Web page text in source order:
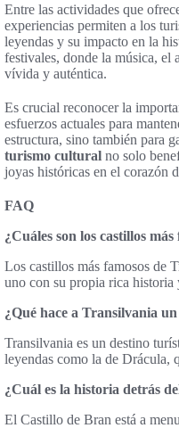
Entre las actividades que
experiencias permiten a los
leyendas y su impacto en la
festivales, donde la música, el
vívida y auténtica.
Es crucial reconocer la
esfuerzos actuales para
estructura, sino también para
turismo cultural no solo
joyas históricas en el corazón
FAQ
¿Cuáles son los castillos
Los castillos más famosos de
uno con su propia rica historia
¿Qué hace a Transilvania
Transilvania es un destino
leyendas como la de Drácula,
¿Cuál es la historia detrás
El Castillo de Bran está a